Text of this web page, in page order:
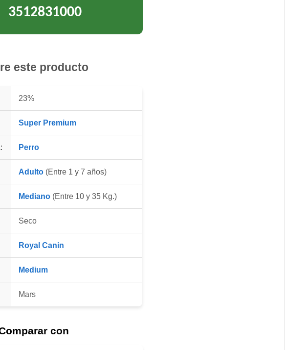
3512831000
este producto
23%
Super Premium
Perro
Adulto (Entre 1 y 7 años)
Mediano (Entre 10 y 35 Kg.)
Seco
Royal Canin
Medium
Mars
con